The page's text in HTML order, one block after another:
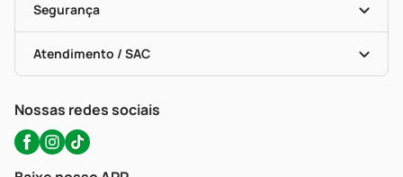
Formas De Pagamento
Troca E Devolução
Bulas De A A Z
Políticas De Marketplace
Serviços Farmacêuticos
Testes Rápidos
Autoteste Covid-19
Segurança
Certificado De Segurança
Portal Da Privacidade
Atendimento / SAC
WhatsApp (47) 9202-1687
Nossas redes sociais